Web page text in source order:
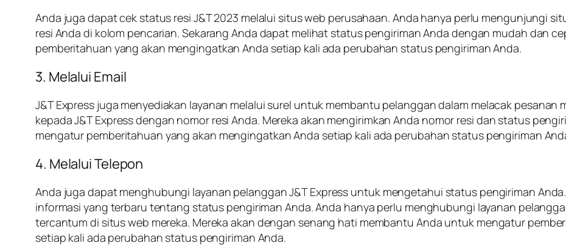
Anda juga dapat cek status resi J&T 2023 melalui situs web perusahaan. Anda hanya perlu mengunjungi
resi Anda di kolom pencarian. Sekarang Anda dapat melihat status pengiriman Anda dengan mudah dan
pemberitahuan yang akan mengingatkan Anda setiap kali ada perubahan status pengiriman Anda.
3. Melalui Email
J&T Express juga menyediakan layanan melalui surel untuk membantu pelanggan dalam melacak pesanan
kepada J&T Express dengan nomor resi Anda. Mereka akan mengirimkan Anda nomor resi dan status
mengatur pemberitahuan yang akan mengingatkan Anda setiap kali ada perubahan status pengiriman
4. Melalui Telepon
Anda juga dapat menghubungi layanan pelanggan J&T Express untuk mengetahui status pengiriman
informasi yang terbaru tentang status pengiriman Anda. Anda hanya perlu menghubungi layanan
tercantum di situs web mereka. Mereka akan dengan senang hati membantu Anda untuk mengatur
setiap kali ada perubahan status pengiriman Anda.